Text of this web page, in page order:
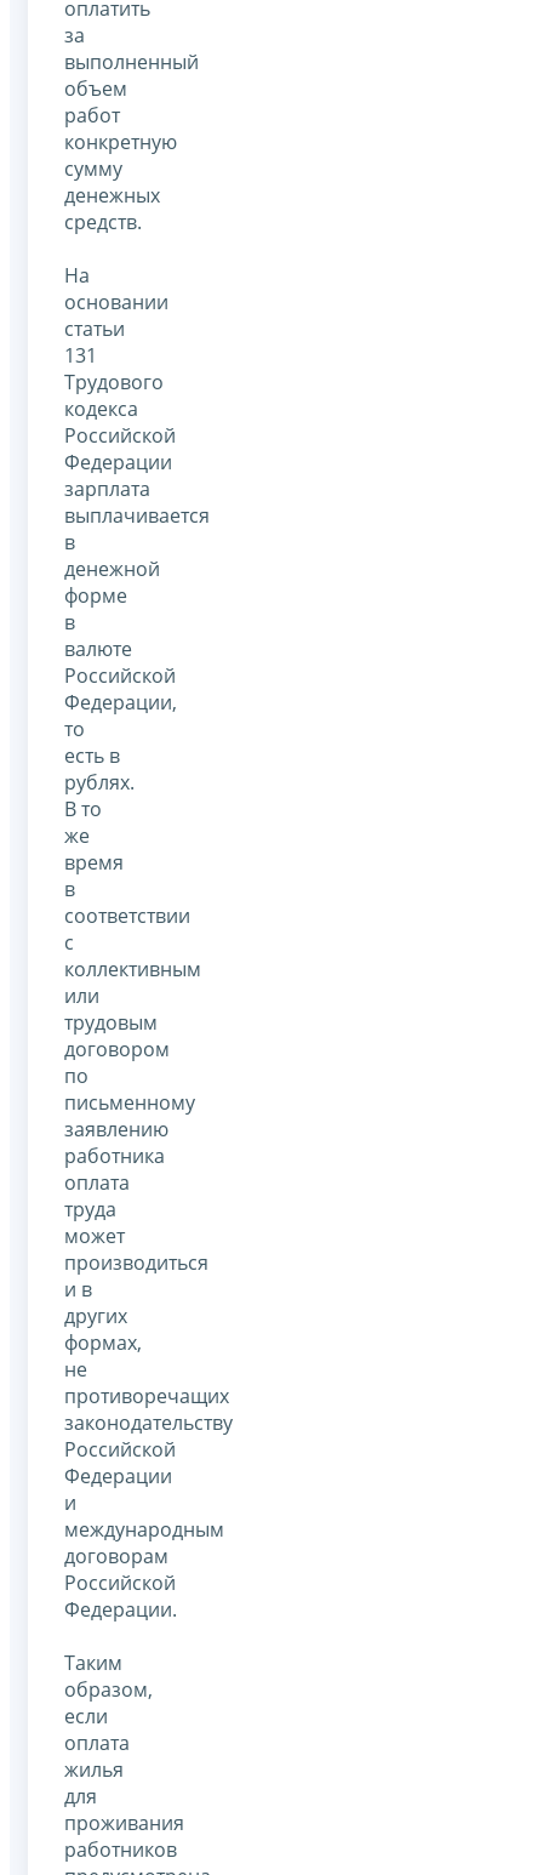
оплатить
за
выполненный
объем
работ
конкретную
сумму
денежных
средств.
На
основании
статьи
131
Трудового
кодекса
Российской
Федерации
зарплата
выплачивается
в
денежной
форме
в
валюте
Российской
Федерации,
то
есть в
рублях.
В то
же
время
в
соответствии
с
коллективным
или
трудовым
договором
по
письменному
заявлению
работника
оплата
труда
может
производиться
и в
других
формах,
не
противоречащих
законодательству
Российской
Федерации
и
международным
договорам
Российской
Федерации.
Таким
образом,
если
оплата
жилья
для
проживания
работников